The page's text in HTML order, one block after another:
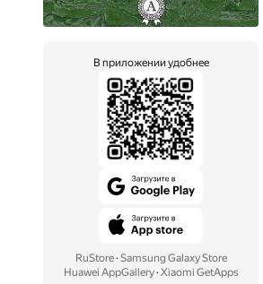
В приложении удобнее
RuStore· Samsung Galaxy Store
Huawei AppGallery· Xiaomi GetApps